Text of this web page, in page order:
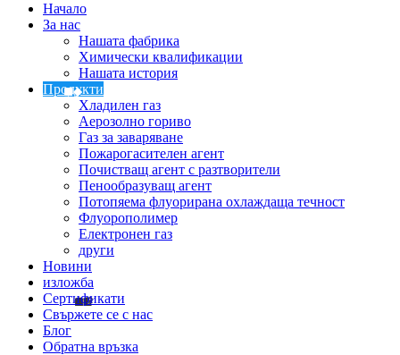
Начало
За нас
Нашата фабрика
Химически квалификации
Нашата история
Продукти
Хладилен газ
Аерозолно гориво
Газ за заваряване
Пожарогасителен агент
Почистващ агент с разтворители
Пенообразуващ агент
Потопяема флуорирана охлаждаща течност
Флуорополимер
Електронен газ
други
Новини
изложба
Сертификати
Свържете се с нас
Блог
Обратна връзка